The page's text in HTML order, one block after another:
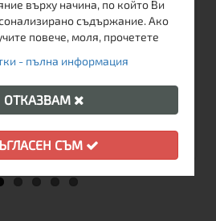
Виж
върху начина, по който Ви
съдържание. Ако
повече, моля, прочетете
- пълна информация
ОТКАЗВАМ
СЪМ